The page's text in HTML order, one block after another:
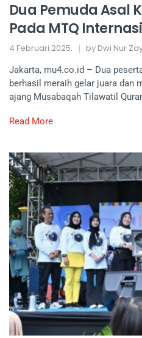
Dua Pemuda Asal
Pada MTQ
4 Februari 2025, by Dwi Nur
Jakarta, mu4.co.id – Dua
berhasil meraih gelar juara dan
ajang Musabaqah Tilawatil
Read More